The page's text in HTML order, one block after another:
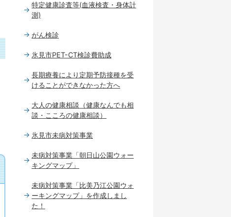
特定健康診査等(血液検査・身体計
測)
がん検診
氷見市PET-CT検診費助成
長期療養により定期予防接種を受
けることができなかった方へ
大人の健康相談（健康なんでも相
談・こころの健康相談）
氷見市未病対策事業
未病対策事業「朝日山公園ウォー
キングマップ」
未病対策事業「比美乃江公園ウォ
ーキングマップ」を作成しまし
た！